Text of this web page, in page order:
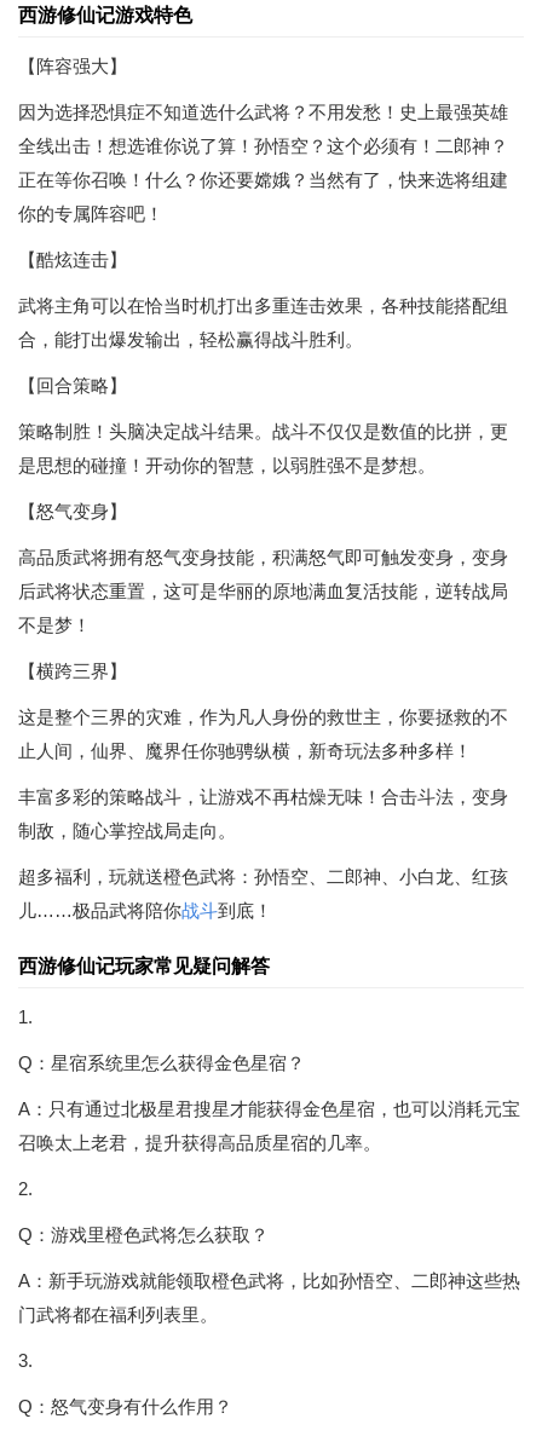
西游修仙记游戏特色
【阵容强大】
因为选择恐惧症不知道选什么武将？不用发愁！史上最强英雄
全线出击！想选谁你说了算！孙悟空？这个必须有！二郎神？
正在等你召唤！什么？你还要嫦娥？当然有了，快来选将组建
你的专属阵容吧！
【酷炫连击】
武将主角可以在恰当时机打出多重连击效果，各种技能搭配组
合，能打出爆发输出，轻松赢得战斗胜利。
【回合策略】
策略制胜！头脑决定战斗结果。战斗不仅仅是数值的比拼，更
是思想的碰撞！开动你的智慧，以弱胜强不是梦想。
【怒气变身】
高品质武将拥有怒气变身技能，积满怒气即可触发变身，变身
后武将状态重置，这可是华丽的原地满血复活技能，逆转战局
不是梦！
【横跨三界】
这是整个三界的灾难，作为凡人身份的救世主，你要拯救的不
止人间，仙界、魔界任你驰骋纵横，新奇玩法多种多样！
丰富多彩的策略战斗，让游戏不再枯燥无味！合击斗法，变身
制敌，随心掌控战局走向。
超多福利，玩就送橙色武将：孙悟空、二郎神、小白龙、红孩
儿……极品武将陪你战斗到底！
西游修仙记玩家常见疑问解答
1.
Q：星宿系统里怎么获得金色星宿？
A：只有通过北极星君搜星才能获得金色星宿，也可以消耗元宝
召唤太上老君，提升获得高品质星宿的几率。
2.
Q：游戏里橙色武将怎么获取？
A：新手玩游戏就能领取橙色武将，比如孙悟空、二郎神这些热
门武将都在福利列表里。
3.
Q：怒气变身有什么作用？